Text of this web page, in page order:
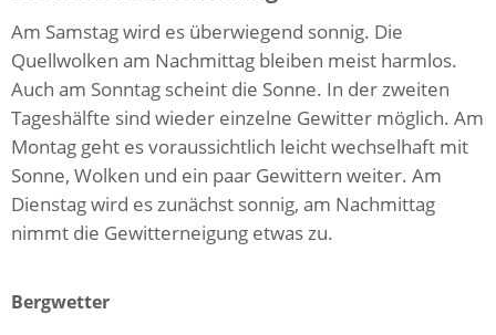
Am Samstag wird es überwiegend sonnig. Die
Quellwolken am Nachmittag bleiben meist harmlos.
Auch am Sonntag scheint die Sonne. In der zweiten
Tageshälfte sind wieder einzelne Gewitter möglich. Am
Montag geht es voraussichtlich leicht wechselhaft mit
Sonne, Wolken und ein paar Gewittern weiter. Am
Dienstag wird es zunächst sonnig, am Nachmittag
nimmt die Gewitterneigung etwas zu.
Bergwetter